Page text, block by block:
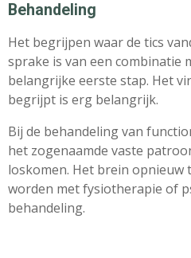
Behandeling
Het begrijpen waar de tics
sprake is van een combinatie
belangrijke eerste stap. Het
begrijpt is erg belangrijk.
Bij de behandeling van
het zogenaamde vaste
loskomen. Het brein opnieuw
worden met fysiotherapie of
behandeling.